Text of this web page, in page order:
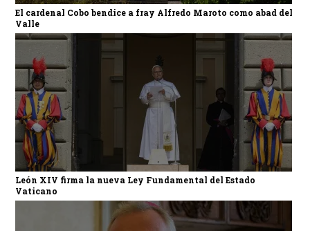
El cardenal Cobo bendice a fray Alfredo Maroto como abad del
Valle
León XIV firma la nueva Ley Fundamental del Estado
Vaticano